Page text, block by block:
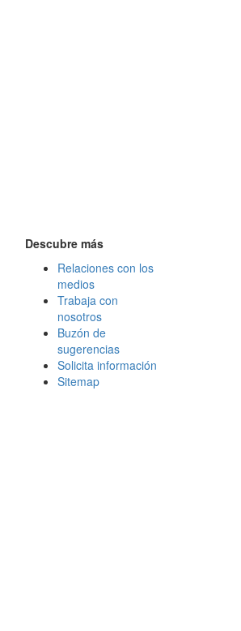
Descubre más
Relaciones con los
medios
Trabaja con
nosotros
Buzón de
sugerencias
Solicita información
Sitemap